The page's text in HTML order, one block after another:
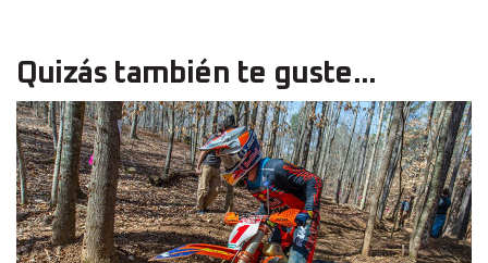
Quizás también te guste...